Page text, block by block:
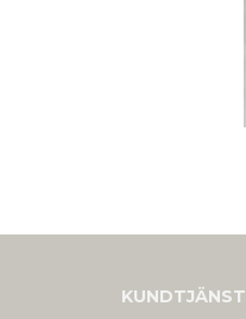
KUNDTJÄNST